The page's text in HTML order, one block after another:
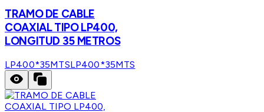
TRAMO DE CABLE
COAXIAL TIPO LP400,
LONGITUD 35 METROS
LP400*35MTSLP400*35MTS